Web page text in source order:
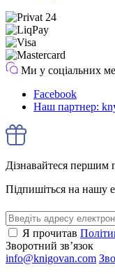
Ми у соціальних
Facebook
Наш партнер:
Дізнавайтеся першим
Підпишіться на нашу
Я прочитав
Зворотний зв’язок
info@knigovan.com